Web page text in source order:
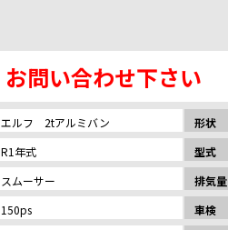
お問い合わせ下さい
エルフ 2tアルミバン 形状
R1年式 型式
スムーサー 排気量
150ps 車検